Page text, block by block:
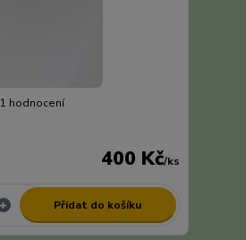
1 hodnocení
400 Kč/ks
Přidat do košíku